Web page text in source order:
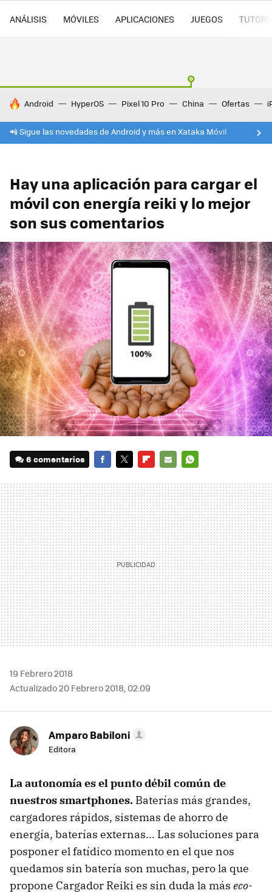
ANÁLISIS MÓVILES APLICACIONES JUEGOS
HOY SE HABLA DE
Android HyperOS Pixel 10 Pro China Ofertas
📲 Sigue las novedades de Android y más en Xataka Móvil
Hay una aplicación para cargar el
móvil con energía reiki y lo mejor
son sus comentarios
6 comentarios
MAIL
19 Febrero 2018
Actualizado 20 Febrero 2018, 02:09
Amparo Babiloni
Editora
La autonomía es el punto débil común de
nuestros smartphones. Baterías más grandes,
cargadores rápidos, sistemas de ahorro de
energía, baterías externas... Las soluciones para
posponer el fatídico momento en el que nos
quedamos sin batería son muchas, pero la que
propone Cargador Reiki es sin duda la más eco-